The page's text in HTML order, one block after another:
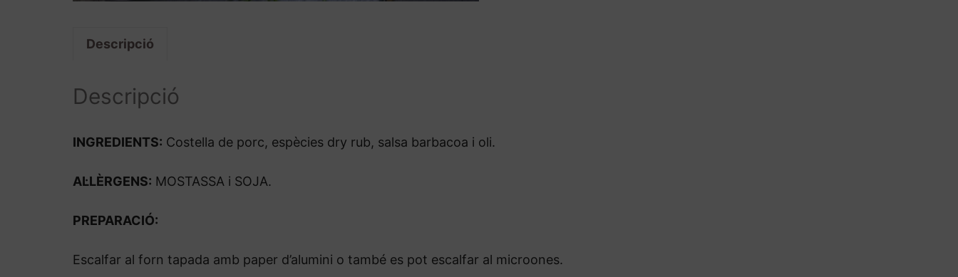
Descripció
Descripció
INGREDIENTS: Costella de porc, espècies dry rub, salsa barbacoa i oli.
AL·LÈRGENS: MOSTASSA i SOJA.
PREPARACIÓ:
Escalfar al forn tapada amb paper d’alumini o també es pot escalfar al microones.